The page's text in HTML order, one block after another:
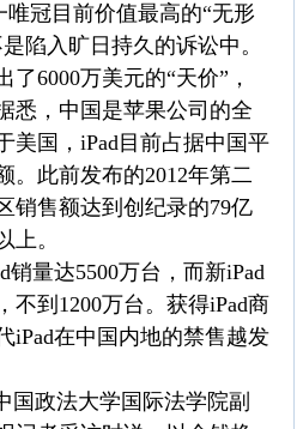
冠目前价值最高的“无形
陷入旷日持久的诉讼中。
6000万美元的“天价”，
悉，中国是苹果公司的全
美国，iPad目前占据中国平
。此前发布的2012年第二
销售额达到创纪录的79亿
上。
销量达5500万台，而新iPad
不到1200万台。获得iPad商
iPad在中国内地的禁售越发
国政法大学国际法学院副